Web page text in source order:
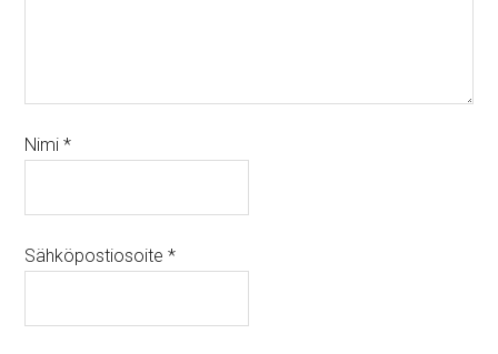
Nimi*
Sähköpostiosoite*